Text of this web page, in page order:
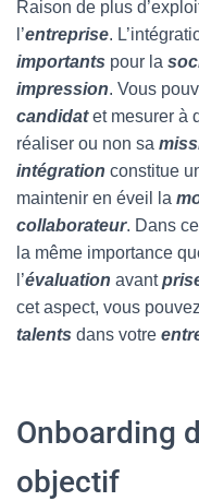
Raison de plus
l’entreprise.
importants pour la
impression. Vous
candidatet mesurer à
réaliser ou non sa
intégration constitue
maintenir en éveil la
collaborateur. Dans
la même importance
l’évaluation avant
cet aspect, vous
talents dans votre
Onboarding
objectif